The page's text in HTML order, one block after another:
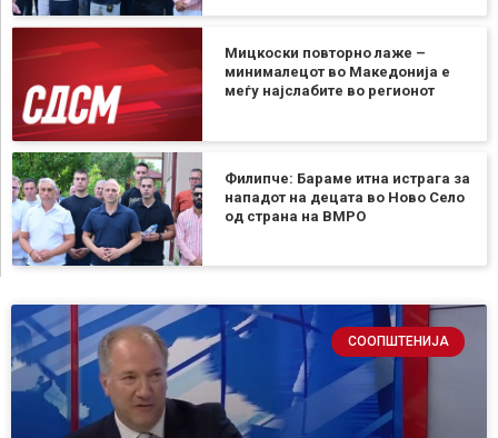
Мицкоски повторно лаже –
минималецот во Македонија е
меѓу најслабите во регионот
Филипче: Бараме итна истрага за
нападот на децата во Ново Село
од страна на ВМРО
СООПШТЕНИЈА